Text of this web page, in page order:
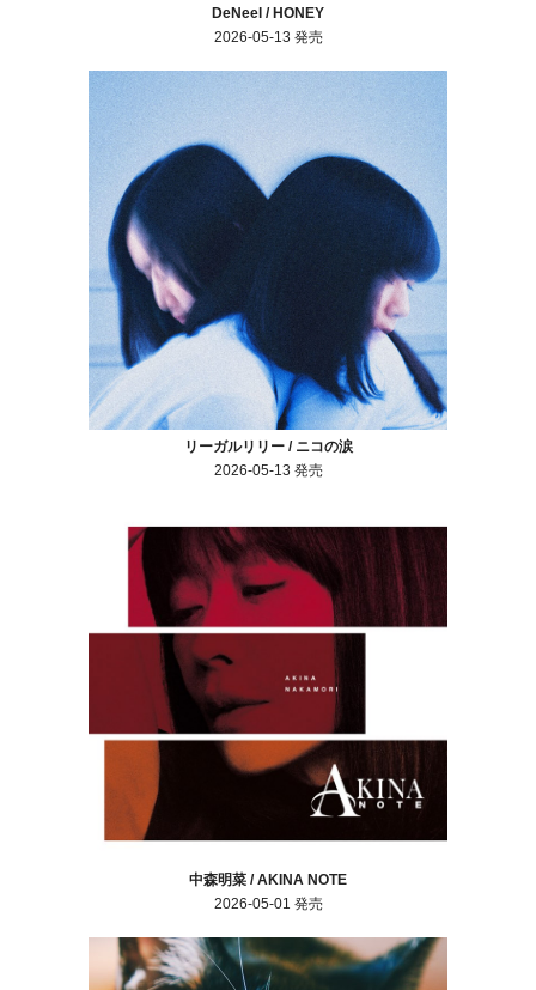
DeNeel / HONEY
2026-05-13 発売
リーガルリリー / ニコの涙
2026-05-13 発売
中森明菜 / AKINA NOTE
2026-05-01 発売